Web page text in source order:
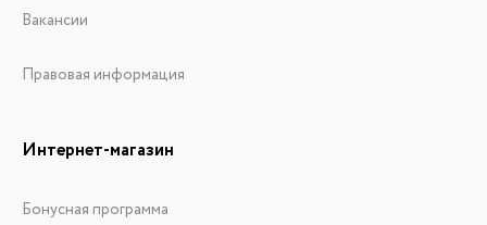
Вакансии
Правовая информация
Интернет-магазин
Бонусная программа